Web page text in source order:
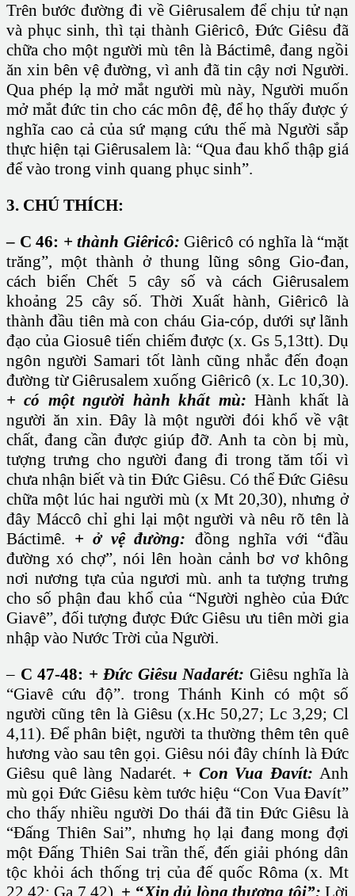
Trên bước đường đi về Giêrusalem để chịu tử nạn
và phục sinh, thì tại thành Giêricô, Đức Giêsu đã
chữa cho một người mù tên là Báctimê, đang ngồi
ăn xin bên vệ đường, vì anh đã tin cậy nơi Người.
Qua phép lạ mở mắt người mù này, Người muốn
mở mắt đức tin cho các môn đệ, để họ thấy được ý
nghĩa cao cả của sứ mạng cứu thế mà Người sắp
thực hiện tại Giêrusalem là: “Qua đau khổ thập giá
để vào trong vinh quang phục sinh”.
3. CHÚ THÍCH:
– C 46: + thành Giêricô: Giêricô có nghĩa là “mặt
trăng”, một thành ở thung lũng sông Gio-đan,
cách biển Chết 5 cây số và cách Giêrusalem
khoảng 25 cây số. Thời Xuất hành, Giêricô là
thành đầu tiên mà con cháu Gia-cóp, dưới sự lãnh
đạo của Giosuê tiến chiếm được (x. Gs 5,13tt). Dụ
ngôn người Samari tốt lành cũng nhắc đến đoạn
đường từ Giêrusalem xuống Giêricô (x. Lc 10,30).
+ có một người hành khất mù: Hành khất là
người ăn xin. Đây là một người đói khổ về vật
chất, đang cần được giúp đỡ. Anh ta còn bị mù,
tượng trưng cho người đang đi trong tăm tối vì
chưa nhận biết và tin Đức Giêsu. Có thể Đức Giêsu
chữa một lúc hai người mù (x Mt 20,30), nhưng ở
đây Máccô chỉ ghi lại một người và nêu rõ tên là
Báctimê. + ở vệ đường: đồng nghĩa với “đầu
đường xó chợ”, nói lên hoàn cảnh bơ vơ không
nơi nương tựa của ngươi mù. anh ta tượng trưng
cho số phận đau khổ của “Người nghèo của Đức
Giavê”, đối tượng được Đức Giêsu ưu tiên mời gia
nhập vào Nước Trời của Người.
– C 47-48: + Đức Giêsu Nadarét: Giêsu nghĩa là
“Giavê cứu độ”. trong Thánh Kinh có một số
người cũng tên là Giêsu (x.Hc 50,27; Lc 3,29; Cl
4,11). Để phân biệt, người ta thường thêm tên quê
hương vào sau tên gọi. Giêsu nói đây chính là Đức
Giêsu quê làng Nadarét. + Con Vua Đavít: Anh
mù gọi Đức Giêsu kèm tước hiệu “Con Vua Đavít”
cho thấy nhiều người Do thái đã tin Đức Giêsu là
“Đấng Thiên Sai”, nhưng họ lại đang mong đợi
một Đấng Thiên Sai trần thế, đến giải phóng dân
tộc khỏi ách thống trị của đế quốc Rôma (x. Mt